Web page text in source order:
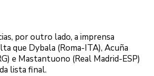
por outro lado, a imprensa
que Dybala (Roma-ITA), Acuña
e Mastantuono (Real Madrid-ESP)
lista final.